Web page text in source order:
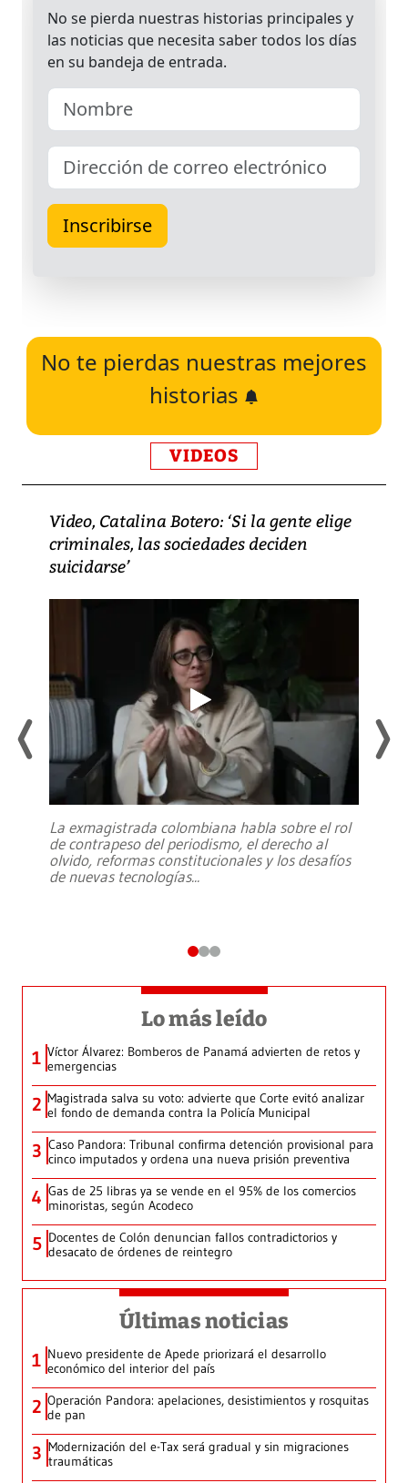
No te pierdas nuestras mejores
historias
VIDEOS
Video, Catalina Botero: ‘Si la gente elige
criminales, las sociedades deciden
suicidarse’
La exmagistrada colombiana habla sobre el rol
de contrapeso del periodismo, el derecho al
olvido, reformas constitucionales y los desafíos
de nuevas tecnologías...
Lo más leído
1 Víctor Álvarez: Bomberos de Panamá advierten de retos y
emergencias
2 Magistrada salva su voto: advierte que Corte evitó analizar
el fondo de demanda contra la Policía Municipal
3 Caso Pandora: Tribunal confirma detención provisional para
cinco imputados y ordena una nueva prisión preventiva
4 Gas de 25 libras ya se vende en el 95% de los comercios
minoristas, según Acodeco
5 Docentes de Colón denuncian fallos contradictorios y
desacato de órdenes de reintegro
Últimas noticias
1 Nuevo presidente de Apede priorizará el desarrollo
económico del interior del país
2 Operación Pandora: apelaciones, desistimientos y rosquitas
de pan
3 Modernización del e-Tax será gradual y sin migraciones
traumáticas